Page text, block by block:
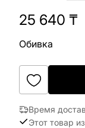
25 640 ₸
Обивка
Время
Этот товар